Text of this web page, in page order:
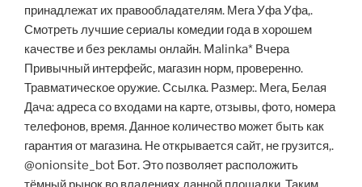
принадлежат их правообладателям. Мега Уфа Уфа,.
Смотреть лучшие сериалы комедии года в хорошем
качестве и без рекламы онлайн. Malinka* Вчера
Привычный интерфейс, магазин норм, проверенно.
Травматическое оружие. Ссылка. Размер:. Мега, Белая
Дача: адреса со входами на карте, отзывы, фото, номера
телефонов, время. Данное количество может быть как
гарантия от магазина. Не открывается сайт, не грузится,.
@onionsite_bot Бот. Это позволяет расположить